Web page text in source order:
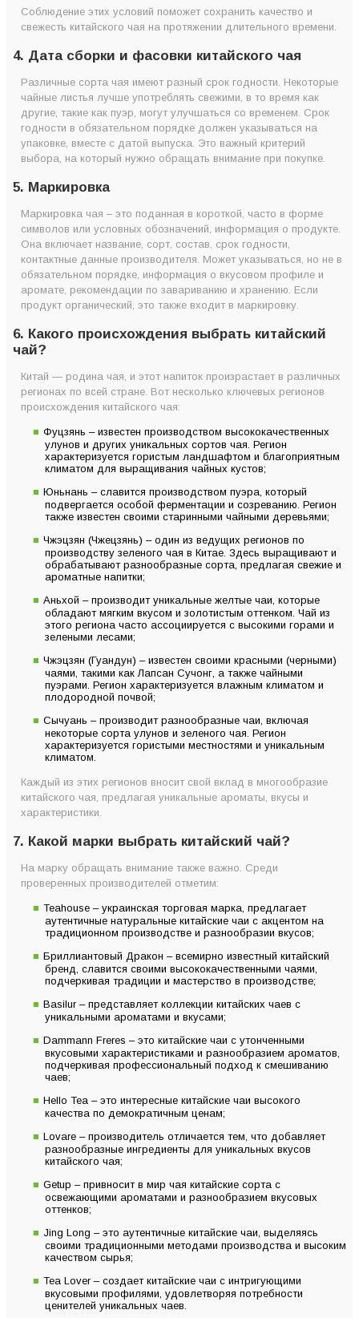
Соблюдение этих условий поможет сохранить качество и
свежесть китайского чая на протяжении длительного времени.
4. Дата сборки и фасовки китайского чая
Различные сорта чая имеют разный срок годности. Некоторые
чайные листья лучше употреблять свежими, в то время как
другие, такие как пуэр, могут улучшаться со временем. Срок
годности в обязательном порядке должен указываться на
упаковке, вместе с датой выпуска. Это важный критерий
выбора, на который нужно обращать внимание при покупке.
5. Маркировка
Маркировка чая – это поданная в короткой, часто в форме
символов или условных обозначений, информация о продукте.
Она включает название, сорт, состав, срок годности,
контактные данные производителя. Может указываться, но не в
обязательном порядке, информация о вкусовом профиле и
аромате, рекомендации по завариванию и хранению. Если
продукт органический, это также входит в маркировку.
6. Какого происхождения выбрать китайский
чай?
Китай — родина чая, и этот напиток произрастает в различных
регионах по всей стране. Вот несколько ключевых регионов
происхождения китайского чая:
Фуцзянь – известен производством высококачественных
улунов и других уникальных сортов чая. Регион
характеризуется гористым ландшафтом и благоприятным
климатом для выращивания чайных кустов;
Юньнань – славится производством пуэра, который
подвергается особой ферментации и созреванию. Регион
также известен своими старинными чайными деревьями;
Чжэцзян (Чжецзянь) – один из ведущих регионов по
производству зеленого чая в Китае. Здесь выращивают и
обрабатывают разнообразные сорта, предлагая свежие и
ароматные напитки;
Аньхой – производит уникальные желтые чаи, которые
обладают мягким вкусом и золотистым оттенком. Чай из
этого региона часто ассоциируется с высокими горами и
зелеными лесами;
Чжэцзян (Гуандун) – известен своими красными (черными)
чаями, такими как Лапсан Сучонг, а также чайными
пуэрами. Регион характеризуется влажным климатом и
плодородной почвой;
Сычуань – производит разнообразные чаи, включая
некоторые сорта улунов и зеленого чая. Регион
характеризуется гористыми местностями и уникальным
климатом.
Каждый из этих регионов вносит свой вклад в многообразие
китайского чая, предлагая уникальные ароматы, вкусы и
характеристики.
7. Какой марки выбрать китайский чай?
На марку обращать внимание также важно. Среди
проверенных производителей отметим:
Teahouse – украинская торговая марка, предлагает
аутентичные натуральные китайские чаи с акцентом на
традиционном производстве и разнообразии вкусов;
Бриллиантовый Дракон – всемирно известный китайский
бренд, славится своими высококачественными чаями,
подчеркивая традиции и мастерство в производстве;
Basilur – представляет коллекции китайских чаев с
уникальными ароматами и вкусами;
Dammann Freres – это китайские чаи с утонченными
вкусовыми характеристиками и разнообразием ароматов,
подчеркивая профессиональный подход к смешиванию
чаев;
Hello Tea – это интересные китайские чаи высокого
качества по демократичным ценам;
Lovare – производитель отличается тем, что добавляет
разнообразные ингредиенты для уникальных вкусов
китайского чая;
Getup – привносит в мир чая китайские сорта с
освежающими ароматами и разнообразием вкусовых
оттенков;
Jing Long – это аутентичные китайские чаи, выделяясь
своими традиционными методами производства и высоким
качеством сырья;
Tea Lover – создает китайские чаи с интригующими
вкусовыми профилями, удовлетворяя потребности
ценителей уникальных чаев.